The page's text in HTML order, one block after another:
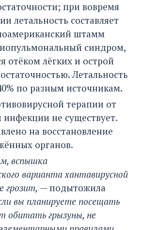
при вовремя
летальность составляет
штамм
синдром,
отёком лёгких и острой
Летальность
по разным источникам.
терапии от
инфекции не существует.
на восстановление
органов.
вспышка
варианта хантавирусной
грозит, — подытожила
вы планируете посещать
обитать грызуны, не